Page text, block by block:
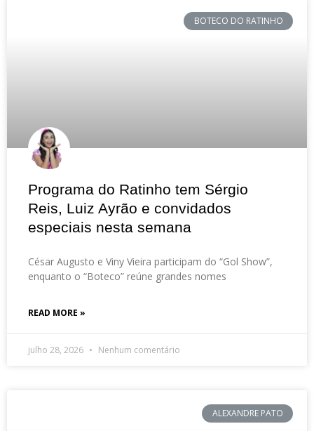
BOTECO DO RATINHO
Programa do Ratinho tem Sérgio
Reis, Luiz Ayrão e convidados
especiais nesta semana
César Augusto e Viny Vieira participam do “Gol Show”,
enquanto o “Boteco” reúne grandes nomes
READ MORE »
julho 28, 2026 Nenhum comentário
ALEXANDRE PATO